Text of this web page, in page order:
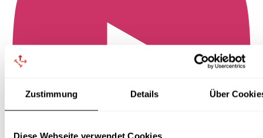
Zustimmung Details Über
Diese Webseite verwendet Cookies